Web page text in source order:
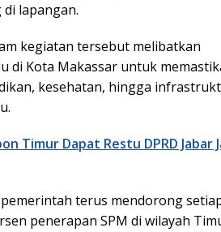
lapangan.
kegiatan tersebut melibatkan
di Kota Makassar untuk
kesehatan, hingga
Timur Dapat Restu DPRD Jabar
terus mendorong
penerapan SPM di wilayah